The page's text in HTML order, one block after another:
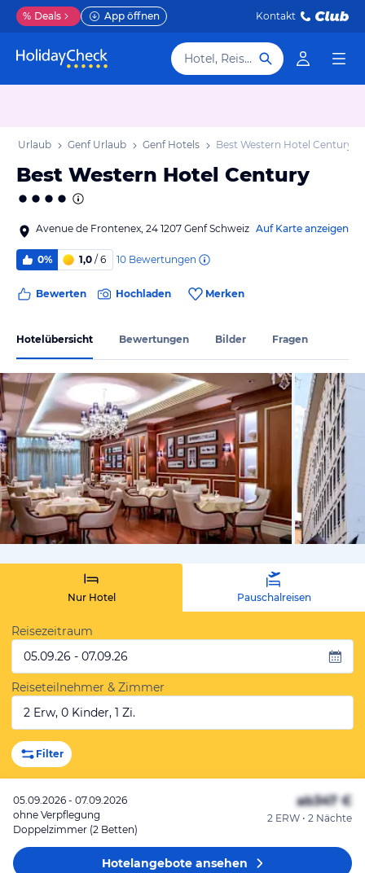
% Deals App öffnen Kontakt
Hotel, Reiseziel
Urlaub Genf Urlaub Genf Hotels Best Western Hotel Century
Best Western Hotel Century
Avenue de Frontenex, 24 1207 Genf Schweiz Auf Karte anzeigen
0% 1,0 / 6 10 Bewertungen
Bewerten Hochladen Merken
Hotelübersicht Bewertungen Bilder Fragen
von
Nur Hotel Pauschalreisen
Reisezeitraum
05.09.26 - 07.09.26
Reiseteilnehmer & Zimmer
2 Erw, 0 Kinder, 1 Zi.
Filter
05.09.2026 - 07.09.2026
ohne Verpflegung
Doppelzimmer (2 Betten)
ab347 €
2 ERW • 2 Nächte
Hotelangeboteansehen